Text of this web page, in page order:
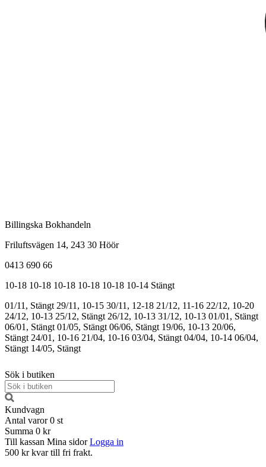
Billingska Bokhandeln
Friluftsvägen 14, 243 30 Höör
0413 690 66
10-18 10-18 10-18 10-18 10-18 10-14 Stängt
01/11, Stängt 29/11, 10-15 30/11, 12-18 21/12, 11-16 22/12, 10-20
24/12, 10-13 25/12, Stängt 26/12, 10-13 31/12, 10-13 01/01, Stängt
06/01, Stängt 01/05, Stängt 06/06, Stängt 19/06, 10-13 20/06,
Stängt 24/01, 10-16 21/04, 10-16 03/04, Stängt 04/04, 10-14 06/04,
Stängt 14/05, Stängt
Sök i butiken
Kundvagn
Antal varor 0 st
Summa 0 kr
Till kassan Mina sidor Logga in
500 kr kvar till fri frakt.